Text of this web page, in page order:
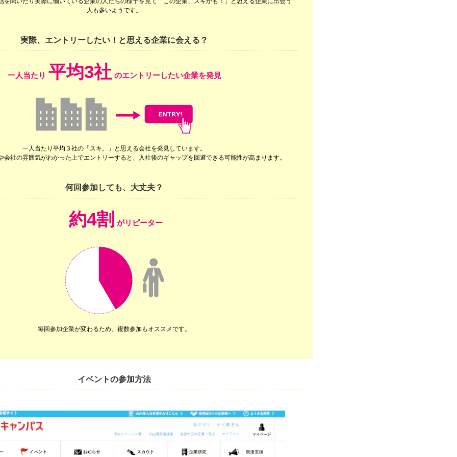
人も多いようです。
実際、エントリーしたい！と思える企業に会える？
一人当たり 平均3社 のエントリーしたい企業を発見
一人当たり平均３社の「スキ。」と思える会社を発見しています。
会社の雰囲気がわかった上でエントリーすると、入社後のギャップを回避できる可能性が高まります。
何回参加しても、大丈夫？
約4割 がリピーター
毎回参加企業が変わるため、複数参加もオススメです。
イベントの参加方法